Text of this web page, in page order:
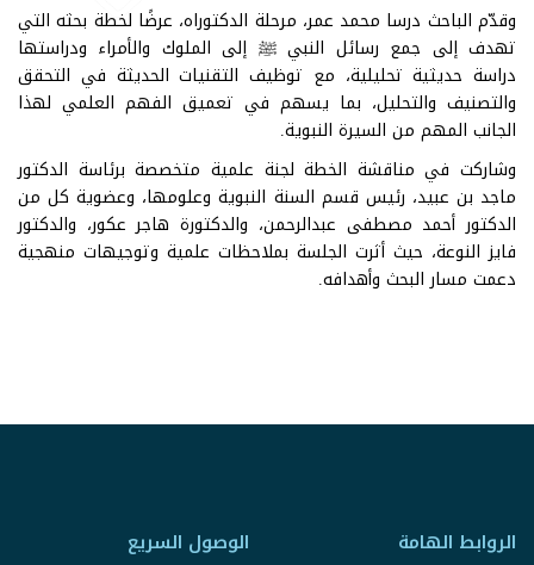
وقدّم الباحث درسا محمد عمر، مرحلة الدكتوراه، عرضًا لخطة بحثه التي
تهدف إلى جمع رسائل النبي ﷺ إلى الملوك والأمراء ودراستها
دراسة حديثية تحليلية، مع توظيف التقنيات الحديثة في التحقق
والتصنيف والتحليل، بما يسهم في تعميق الفهم العلمي لهذا
الجانب المهم من السيرة النبوية.
وشاركت في مناقشة الخطة لجنة علمية متخصصة برئاسة الدكتور
ماجد بن عبيد، رئيس قسم السنة النبوية وعلومها، وعضوية كل من
الدكتور أحمد مصطفى عبدالرحمن، والدكتورة هاجر عكور، والدكتور
فايز النوعة، حيث أثرت الجلسة بملاحظات علمية وتوجيهات منهجية
دعمت مسار البحث وأهدافه.
الروابط الهامة الوصول السريع